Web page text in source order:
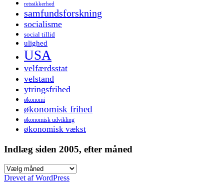
retssikkerhed
samfundsforskning
socialisme
social tillid
ulighed
USA
velfærdsstat
velstand
ytringsfrihed
økonomi
økonomisk frihed
økonomisk udvikling
økonomisk vækst
Indlæg siden 2005, efter måned
Indlæg
siden
Drevet af WordPress